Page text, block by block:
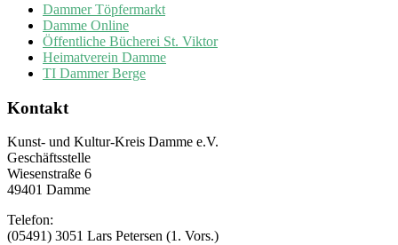
Dammer Töpfermarkt
Damme Online
Öffentliche Bücherei St. Viktor
Heimatverein Damme
TI Dammer Berge
Kontakt
Kunst- und Kultur-Kreis Damme e.V.
Geschäftsstelle
Wiesenstraße 6
49401 Damme
Telefon:
(05491) 3051 Lars Petersen (1. Vors.)